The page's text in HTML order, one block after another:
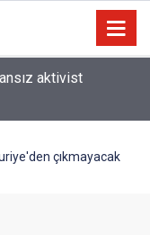
evrim geçirdiğini
çıkmayacak